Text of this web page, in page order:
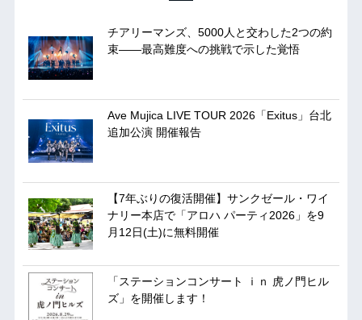
チアリーマンズ、5000人と交わした2つの約
束――最高難度への挑戦で示した覚悟
Ave Mujica LIVE TOUR 2026「Exitus」台北
追加公演 開催報告
【7年ぶりの復活開催】サンクゼール・ワイ
ナリー本店で「アロハ パーティ2026」を9
月12日(土)に無料開催
「ステーションコンサート ｉｎ 虎ノ門ヒル
ズ」を開催します！